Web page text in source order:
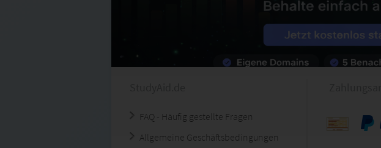
FAQ - Häufig gestellte Fragen
Allgemeine Geschäftsbedingungen